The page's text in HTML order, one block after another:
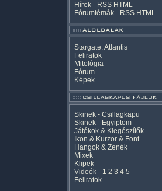
Hírek - RSS HTML
Fórumtémák - RSS HTML
Stargate: Atlantis
Feliratok
Mitológia
Fórum
Képek
Skinek - Csillagkapu
Skinek - Egyiptom
Játékok & Kiegészítők
Ikon & Kurzor & Font
Hangok & Zenék
Mixek
Klipek
Videók - 1 2 3 4 5
Feliratok